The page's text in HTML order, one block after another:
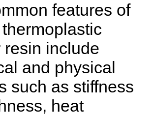
features of
resin include
and physical
such as stiffness
heat